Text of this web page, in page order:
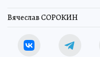
Вячеслав СОРОКИН